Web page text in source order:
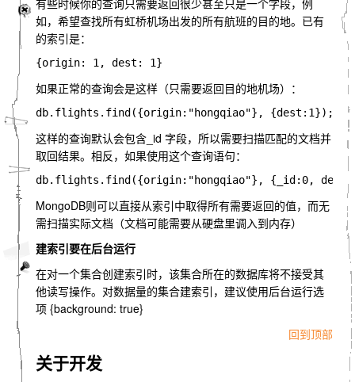
有些时候你的查询只需要返回很少甚至只是一个字段，例
如，希望查找所有虹桥机场出发的所有航班的目的地。已有
的索引是：
如果正常的查询会是这样（只需要返回目的地机场）：
这样的查询默认会包含_id 字段，所以需要扫描匹配的文档并
取回结果。相反，如果使用这个查询语句：
MongoDB则可以直接从索引中取得所有需要返回的值，而无
需扫描实际文档（文档可能需要从硬盘里调入到内存）
建索引要在后台运行
在对一个集合创建索引时，该集合所在的数据库将不接受其
他读写操作。对数据量的集合建索引，建议使用后台运行选
项 {background: true}
回到顶部
关于开发